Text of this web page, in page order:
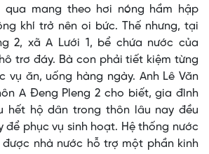
mang theo hơi nóng hầm hập
khí trở nên oi bức. Thế nhưng, tại
2, xã A Lưới 1, bể chứa nước của
trơ đáy. Bà con phải tiết kiệm từng
vụ ăn, uống hàng ngày. Anh Lê Văn
A Đeng Pleng 2 cho biết, gia đình
hết hộ dân trong thôn lâu nay đều
để phục vụ sinh hoạt. Hệ thống nước
nhà nước hỗ trợ một phần kinh